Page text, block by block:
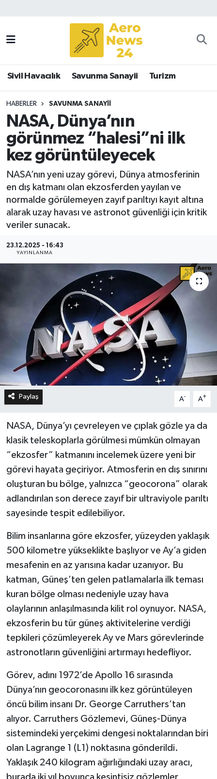
Sivil Havacılık Savunma Sanayii Turizm
HABERLER SAVUNMA SANAYII
NASA, Dünya’nın
görünmez “halesi”ni ilk
kez görüntüleyecek
NASA’nın yeni uzay görevi, Dünya atmosferinin
en dış katmanı olan ekzosferden yayılan ve
normalde görülemeyen zayıf parıltıyı kayıt altına
alarak uzay havası ve astronot güvenliği için kritik
veriler sunacak.
23.12.2025 - 16:43
YAYINLANMA
Paylaş A- A+
NASA, Dünya’yı çevreleyen ve çıplak gözle ya da
klasik teleskoplarla görülmesi mümkün olmayan
“ekzosfer” katmanını incelemek üzere yeni bir
görevi hayata geçiriyor. Atmosferin en dış sınırını
oluşturan bu bölge, yalnızca “geocorona” olarak
adlandırılan son derece zayıf bir ultraviyole parıltı
sayesinde tespit edilebiliyor.
Bilim insanlarına göre ekzosfer, yüzeyden yaklaşık
500 kilometre yükseklikte başlıyor ve Ay’a giden
mesafenin en az yarısına kadar uzanıyor. Bu
katman, Güneş’ten gelen patlamalarla ilk teması
kuran bölge olması nedeniyle uzay hava
olaylarının anlaşılmasında kilit rol oynuyor. NASA,
ekzosferin bu tür güneş aktivitelerine verdiği
tepkileri çözümleyerek Ay ve Mars görevlerinde
astronotların güvenliğini artırmayı hedefliyor.
Görev, adını 1972’de Apollo 16 sırasında
Dünya’nın geocoronasını ilk kez görüntüleyen
öncü bilim insanı Dr. George Carruthers’tan
alıyor. Carruthers Gözlemevi, Güneş-Dünya
sistemindeki yerçekimi dengesi noktalarından biri
olan Lagrange 1 (L1) noktasına gönderildi.
Yaklaşık 240 kilogram ağırlığındaki uzay aracı,